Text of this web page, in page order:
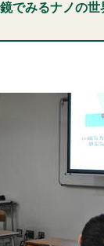
でみるナノの世